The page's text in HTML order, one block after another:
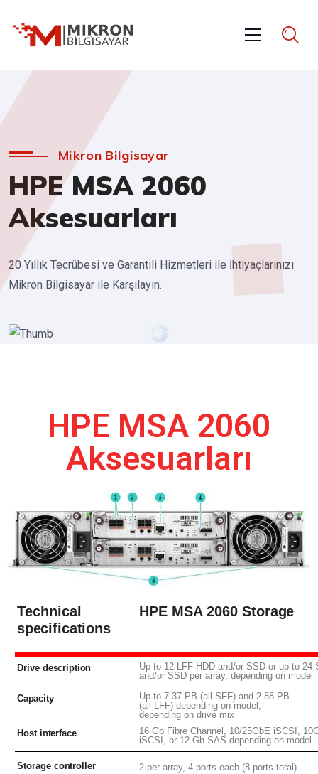
Mikron Bilgisayar
HPE MSA 2060
Aksesuarları
20 Yıllık Tecrübesi ve Garantili Hizmetleri ile İhtiyaçlarınızı
Mikron Bilgisayar ile Karşılayın.
HPE MSA 2060
Aksesuarları
Technical
specifications
HPE MSA 2060Storage
Drive description
Up to 12 LFF HDD and/or SSD or up to 24
and/or SSD per array, depending on model
Capacity
Up to 7.37 PB (all SFF) and 2.88 PB
(all LFF)depending on model,
depending on drive mix
Host interface
16 Gb Fibre Channel, 10/25GbE iSCSI,
iSCSI, or 12 Gb SAS depending on model
Storage controller 2 per array, 4-ports each (8-portstotal)